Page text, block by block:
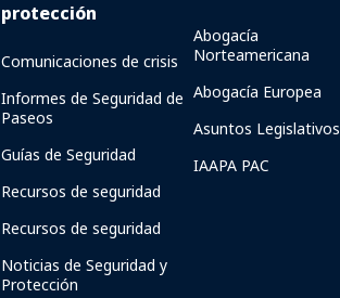
protección
Comunicaciones de crisis
Informes de Seguridad de
Paseos
Guías de Seguridad
Recursos de seguridad
Recursos de seguridad
Noticias de Seguridad y
Protección
Abogacía
Norteamericana
Abogacía Europea
Asuntos Legislativos
IAAPA PAC